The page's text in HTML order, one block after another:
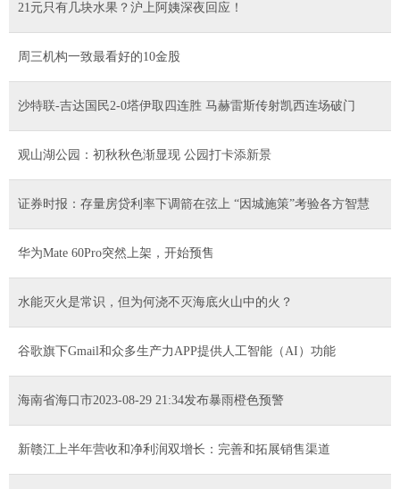
21元只有几块水果？沪上阿姨深夜回应！
周三机构一致最看好的10金股
沙特联-吉达国民2-0塔伊取四连胜 马赫雷斯传射凯西连场破门
观山湖公园：初秋秋色渐显现 公园打卡添新景
证券时报：存量房贷利率下调箭在弦上 “因城施策”考验各方智慧
华为Mate 60Pro突然上架，开始预售
水能灭火是常识，但为何浇不灭海底火山中的火？
谷歌旗下Gmail和众多生产力APP提供人工智能（AI）功能
海南省海口市2023-08-29 21:34发布暴雨橙色预警
新赣江上半年营收和净利润双增长：完善和拓展销售渠道